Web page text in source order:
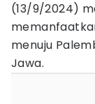
(13/9/2024)
menuju
Jawa.